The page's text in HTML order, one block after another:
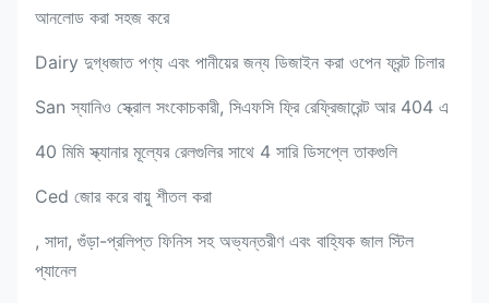
আনলোড করা সহজ করে
Dairy দুগ্ধজাত পণ্য এবং পানীয়ের জন্য ডিজাইন করা ওপেন ফ্রন্ট চিলার
San স্যানিও স্ক্রোল সংকোচকারী, সিএফসি ফ্রি রেফ্রিজারেন্ট আর 404 এ
40 মিমি স্ক্যানার মূল্যের রেলগুলির সাথে 4 সারি ডিসপ্লে তাকগুলি
Ced জোর করে বায়ু শীতল করা
, সাদা, গুঁড়া-প্রলিপ্ত ফিনিস সহ অভ্যন্তরীণ এবং বাহ্যিক জাল স্টিল
প্যানেল